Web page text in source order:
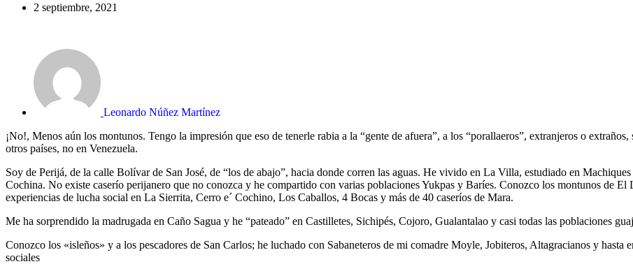
2 septiembre, 2021
Leonardo Núñez Martínez
¡No!, Menos aún los montunos. Tengo la impresión que eso de tenerle rabia a la “gente de afuera”, a los “porallaeros”, extranjeros o
otros países, no en Venezuela.
Soy de Perijá, de la calle Bolívar de San José, de “los de abajo”, hacia donde corren las aguas. He vivido en La Villa, estudiado en
Cochina. No existe caserío perijanero que no conozca y he compartido con varias poblaciones Yukpas y Baríes. Conozco los montunos de
experiencias de lucha social en La Sierrita, Cerro e´ Cochino, Los Caballos, 4 Bocas y más de 40 caseríos de Mara.
Me ha sorprendido la madrugada en Caño Sagua y he “pateado” en Castilletes, Sichipés, Cojoro, Gualantalao y casi todas las poblaciones
Conozco los «isleños» y a los pescadores de San Carlos; he luchado con Sabaneteros de mi comadre Moyle, Jobiteros, Altagracianos y
sociales